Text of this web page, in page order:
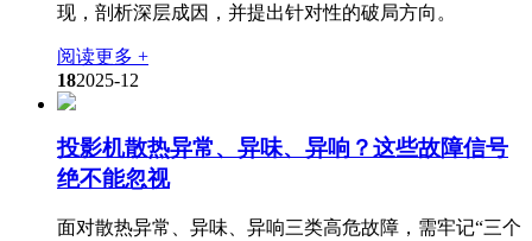
现，剖析深层成因，并提出针对性的破局方向。
阅读更多 +
182025-12
投影机散热异常、异味、异响？这些故障信号
绝不能忽视
面对散热异常、异味、异响三类高危故障，需牢记“三个